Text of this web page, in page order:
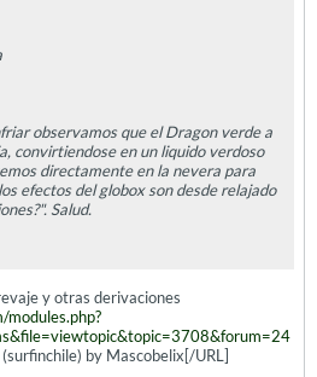
observamos que el Dragon verde a
convirtiendose en un liquido verdoso
directamente en la nevera para
efectos del globox son desde relajado
Salud.
y otras derivaciones
by Mascobelix[/URL]